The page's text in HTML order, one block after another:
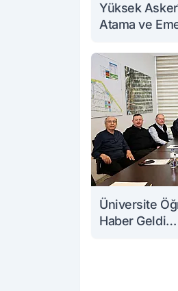
Yüksek
Atama ve
Üniversite
Haber Geldi…